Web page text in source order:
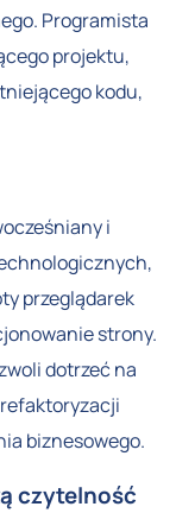
Programista
projektu,
kodu,
i
przeglądarek
strony.
dotrzeć na
biznesowego.
czytelność